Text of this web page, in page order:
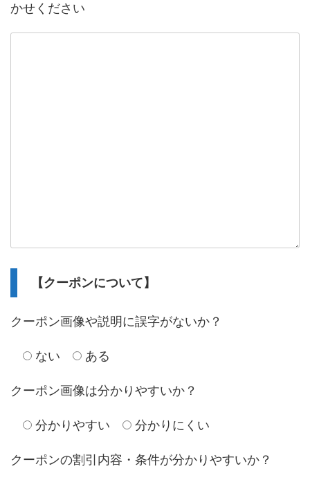
かせください
【クーポンについて】
クーポン画像や説明に誤字がないか？
ない ある
クーポン画像は分かりやすいか？
分かりやすい 分かりにくい
クーポンの割引内容・条件が分かりやすいか？